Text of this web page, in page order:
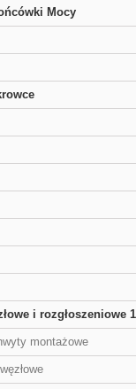
Mocy
i rozgłoszeniowe
montażowe